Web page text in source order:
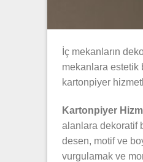
İç mekanların
mekanlara estetik
kartonpiyer
Kartonpiyer
alanlara dekoratif
desen, motif ve
vurgulamak ve